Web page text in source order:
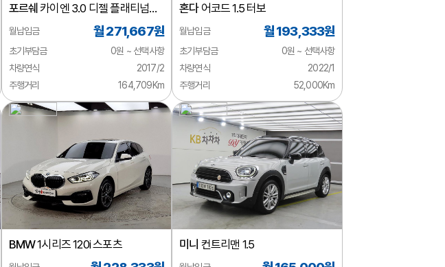
포르쉐 카이엔 3.0 디젤 플래티넘
에디션
월납입금 월 271,667원
초기부담금
0원 ~ 선택사항
차량연식
2017/2
주행거리
164,709Km
혼다어코드 1.5 터보
월납입금 월 193,333원
초기부담금
0원 ~ 선택사항
차량연식
2022/1
주행거리
52,000Km
BMW1시리즈 120i 스포츠 미니 컨트리맨 1.5